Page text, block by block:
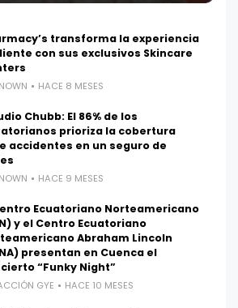
transforma la experiencia
con sus exclusivos Skincare
HACE 8 MESES
Chubb: El 86% de los
prioriza la cobertura
accidentes en un seguro de
HACE 9 MESES
Ecuatoriano Norteamericano
y el Centro Ecuatoriano
Abraham Lincoln
presentan en Cuenca el
“Funky Night”
GYE HACE 10 MESES